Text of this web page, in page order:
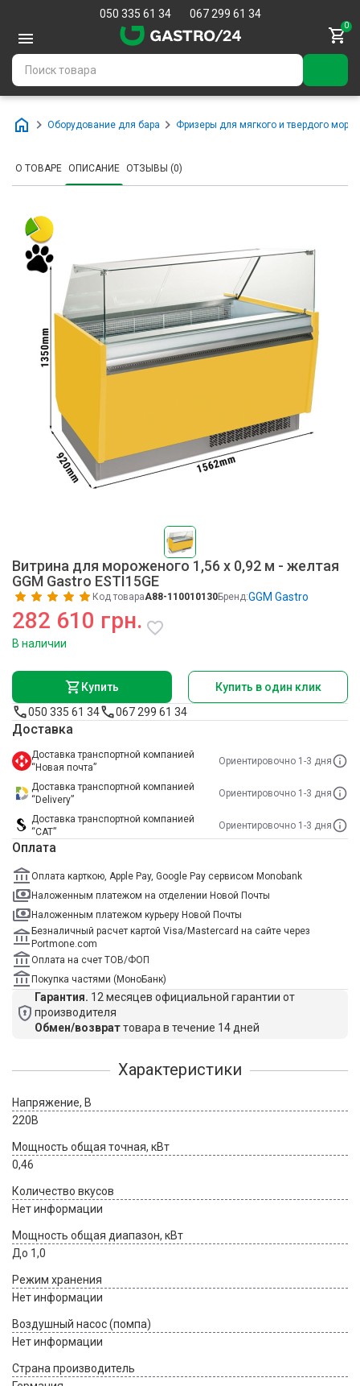
050 335 61 34 067 299 61 34
0
Оборудование для бара Фризеры для мягкого и твердого
О ТОВАРЕ ОПИСАНИЕ ОТЗЫВЫ (0)
Витрина для мороженого 1,56 x 0,92 м - желтая
GGM Gastro ESTI15GE
Код товараA88-110010130Бренд:GGM Gastro
282 610 грн.
В наличии
Купить
Купить в один клик
050 335 61 34
067 299 61 34
Доставка
Доставка транспортной компанией
“Новая почта”
Ориентировочно 1-3 дня
Доставка транспортной компанией
“Delivery”
Ориентировочно 1-3 дня
Доставка транспортной компанией
“САТ”
Ориентировочно 1-3 дня
Оплата
Оплата карткою, Apple Pay, Google Pay сервисом Monobank
Наложенным платежом на отделении Новой Почты
Наложенным платежом курьеру Новой Почты
Безналичный расчет картой Visa/Mastercard на сайте через
Portmone.com
Оплата на счет ТОВ/ФОП
Покупка частями (МоноБанк)
Гарантия. 12 месяцев официальной гарантии от
производителя
Обмен/возвраттовара в течение 14 дней
Характеристики
Напряжение, В
220В
Мощность общая точная, кВт
0,46
Количество вкусов
Нет информации
Мощность общая диапазон, кВт
До 1,0
Режим хранения
Нет информации
Воздушный насос (помпа)
Нет информации
Страна производитель